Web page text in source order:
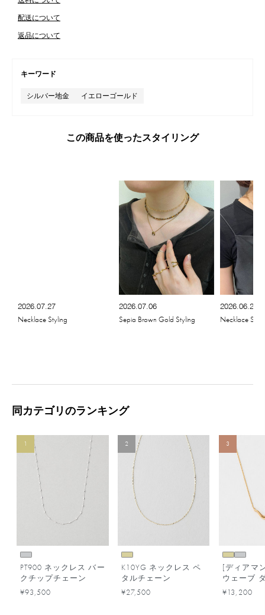
配送について
返品について
キーワード
シルバー地金 イエローゴールド
この商品を使ったスタイリング
2026.07.27
Necklace Styling
2026.07.06
Sepia Brown Gold Styling
2026.06.22
Necklace
同カテゴリのランキング
1
PT900 ネックレス バー
クチップチェーン
¥93,500
2
K10YG ネックレス ペ
タルチェーン
¥27,500
3
[ディアマ
ウェーブ
ド ネック
¥13,200